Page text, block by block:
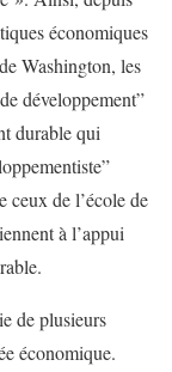
économiques
Washington, les
développement”
durable qui
de l’école de
à l’appui
de plusieurs
économique.